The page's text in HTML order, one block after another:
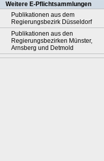
Weitere E-Pflichtsammlungen
Publikationen aus dem
Regierungsbezirk Düsseldorf
Publikationen aus den
Regierungsbezirken Münster,
Arnsberg und Detmold